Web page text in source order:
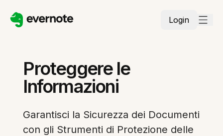
Login
Proteggere le
Informazioni
Garantisci la Sicurezza dei Documenti
con gli Strumenti di Protezione delle